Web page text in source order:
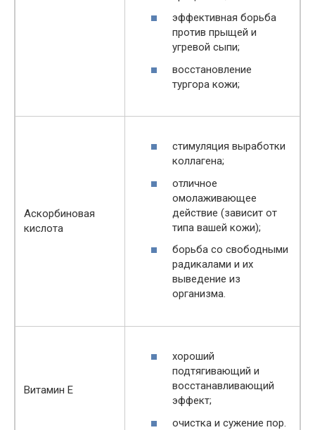
эффективная борьба
против прыщей и
угревой сыпи;
восстановление
тургора кожи;
Аскорбиновая
кислота
стимуляция выработки
коллагена;
отличное
омолаживающее
действие (зависит от
типа вашей кожи);
борьба со свободными
радикалами и их
выведение из
организма.
Витамин E
хороший
подтягивающий и
восстанавливающий
эффект;
очистка и сужение пор.